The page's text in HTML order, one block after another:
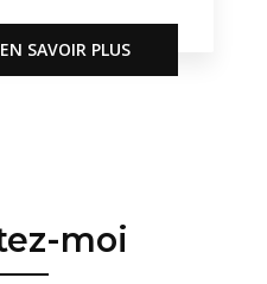
EN SAVOIR PLUS
moi